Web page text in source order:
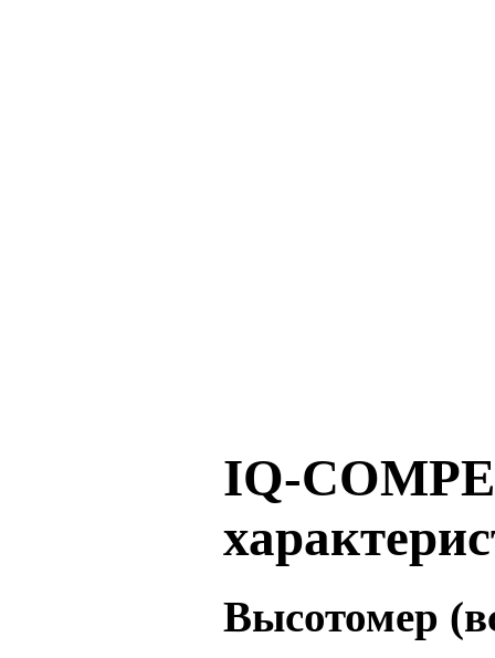
IQ-
Высотомер